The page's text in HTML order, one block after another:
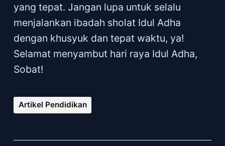
yang tepat. Jangan lupa untuk selalu
menjalankan ibadah sholat Idul Adha
dengan khusyuk dan tepat waktu, ya!
Selamat menyambut hari raya Idul Adha,
Sobat!
Artikel Pendidikan